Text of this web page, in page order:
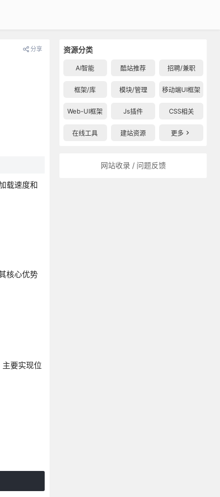
资源分类
AI智能 酷站推荐 招聘/兼职
框架/库 模块/管理 移动端UI框架
Web-UI框架 Js插件 CSS相关
在线工具 建站资源 更多
网站收录 / 问题反馈
分享
载速度和
核心优势
要实现位